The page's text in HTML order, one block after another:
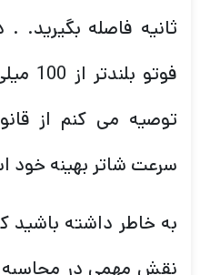
ثانیه فاصله بگیرید. .
فوتو
توصیه می کنم از
سرعت شاتر بهینه خود
به خاطر داشته باشید
نقش مهمی در محاسبه